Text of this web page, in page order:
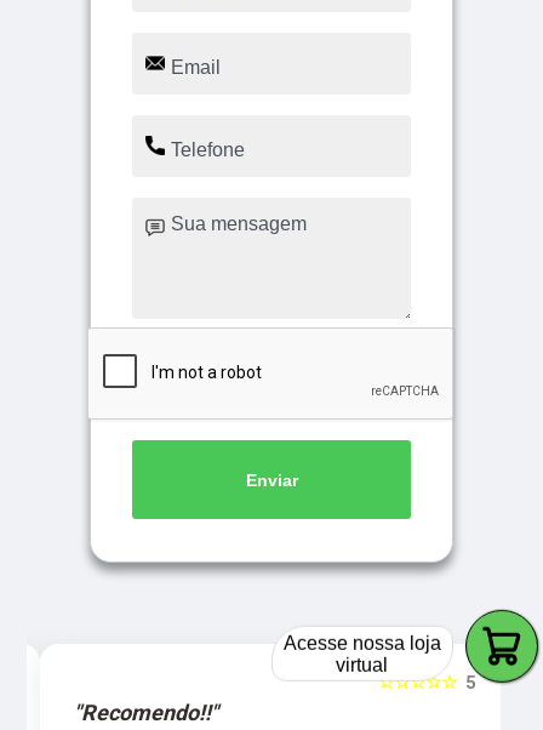
Enviar
5
☆☆☆☆☆
"Recomendo!!"
Acesse nossa loja
virtual